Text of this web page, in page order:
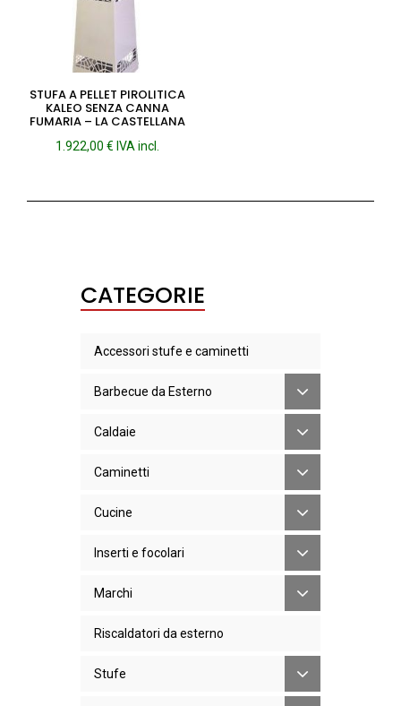
STUFA A PELLET PIROLITICA
KALEO SENZA CANNA
FUMARIA – LA CASTELLANA
1.922,00 € IVA incl.
CATEGORIE
Accessori stufe e caminetti
Barbecue da Esterno
Caldaie
Caminetti
Cucine
Inserti e focolari
Marchi
Riscaldatori da esterno
Stufe